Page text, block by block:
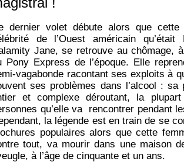
dernier volet débute alors que
de l’Ouest américain
Jane, se retrouve au chômage,
Pony Express de l’époque. Elle
vagabonde racontant ses exploits à
ses problèmes dans l’alcool :
et complexe déroutant, la
qu’elle va rencontrer pendant
la légende est en train de se
populaires alors que cette
tout, va mourir dans une maison
à l’âge de cinquante et un ans.